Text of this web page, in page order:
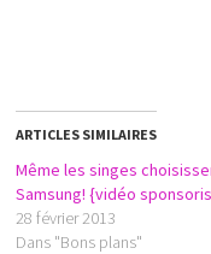
ARTICLES SIMILAIRES
Même les singes
Samsung! {vidéo
28 février 2013
Dans "Bons plans"